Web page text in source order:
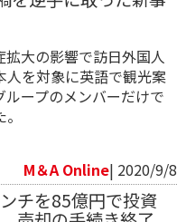
大の影響で訪日外国人
を対象に英語で観光案
ープのメンバーだけで
M＆A Online| 2020/9/8
チを85億円で投資